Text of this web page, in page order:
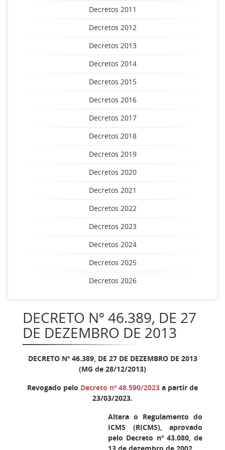
Decretos 2011
Decretos 2012
Decretos 2013
Decretos 2014
Decretos 2015
Decretos 2016
Decretos 2017
Decretos 2018
Decretos 2019
Decretos 2020
Decretos 2021
Decretos 2022
Decretos 2023
Decretos 2024
Decretos 2025
Decretos 2026
DECRETO Nº 46.389, DE 27
DE DEZEMBRO DE 2013
DECRETO Nº 46.389, DE 27 DE DEZEMBRO DE 2013
(MG de 28/12/2013)
Revogado pelo Decreto nº 48.590/2023 a partir de
23/03/2023.
Altera o Regulamento do
ICMS (RICMS), aprovado
pelo Decreto nº 43.080, de